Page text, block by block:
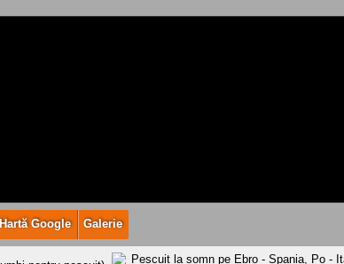
Hartă Google Galerie